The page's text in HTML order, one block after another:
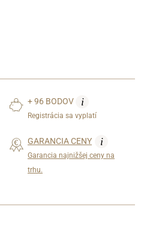
+ 96 BODOV i
Registrácia sa vyplatí
GARANCIA CENY i
Garancia najnižšej ceny na
trhu.